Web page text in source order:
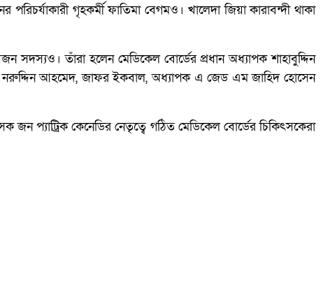
গৃহকর্মী ফাতিমা বেগমও। খালেদা জিয়া কারাবন্দী থাকা
সদস্যও। তাঁরা হলেন মেডিকেল বোর্ডের প্রধান অধ্যাপক শাহাবুদ্দিন
আহমেদ, জাফর ইকবাল, অধ্যাপক এ জেড এম জাহিদ হোসেন
জন প্যাট্রিক কেনেডির নেতৃত্বে গঠিত মেডিকেল বোর্ডের চিকিৎসকেরা